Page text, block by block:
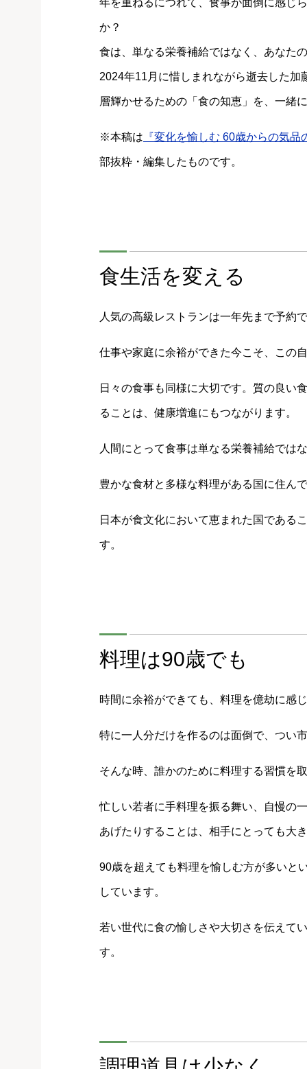
年を重ねるにつれて、食事が面倒に感じ
か？
食は、単なる栄養補給ではなく、あなた
2024年11月に惜しまれながら逝去した
層輝かせるための「食の知恵」を、一緒
※本稿は 『変化を愉しむ 60歳からの気品
部抜粋・編集したものです。
食生活を変える
人気の高級レストランは一年先まで予約
仕事や家庭に余裕ができた今こそ、この
日々の食事も同様に大切です。質の良い
ることは、健康増進にもつながります。
人間にとって食事は単なる栄養補給では
豊かな食材と多様な料理がある国に住ん
日本が食文化において恵まれた国である
す。
料理は90歳でも
時間に余裕ができても、料理を億劫に感
特に一人分だけを作るのは面倒で、つい
そんな時、誰かのために料理する習慣を
忙しい若者に手料理を振る舞い、自慢の
あげたりすることは、相手にとっても大
90歳を超えても料理を愉しむ方が多いと
しています。
若い世代に食の愉しさや大切さを伝えて
す。